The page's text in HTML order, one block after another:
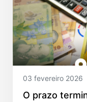
03 fevereiro 2026
O prazo